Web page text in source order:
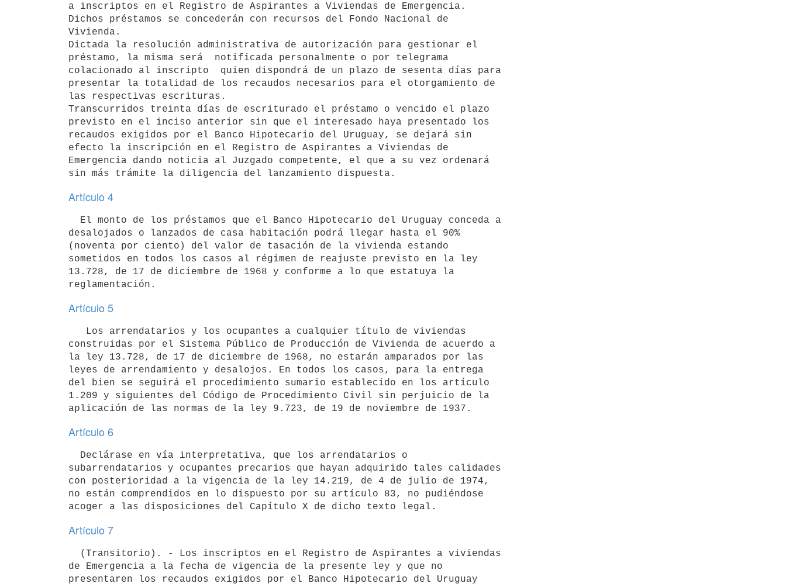
a inscriptos en el Registro de Aspirantes a Viviendas de Emergencia.
Dichos préstamos se concederán con recursos del Fondo Nacional de
Vivienda.
Dictada la resolución administrativa de autorización para gestionar el
préstamo, la misma será  notificada personalmente o por telegrama
colacionado al inscripto  quien dispondrá de un plazo de sesenta días para
presentar la totalidad de los recaudos necesarios para el otorgamiento de
las respectivas escrituras.
Transcurridos treinta días de escriturado el préstamo o vencido el plazo
previsto en el inciso anterior sin que el interesado haya presentado los
recaudos exigidos por el Banco Hipotecario del Uruguay, se dejará sin
efecto la inscripción en el Registro de Aspirantes a Viviendas de
Emergencia dando noticia al Juzgado competente, el que a su vez ordenará
Artículo 4
desalojados o lanzados de casa habitación podrá llegar hasta el 90%
(noventa por ciento) del valor de tasación de la vivienda estando
sometidos en todos los casos al régimen de reajuste previsto en la ley
13.728, de 17 de diciembre de 1968 y conforme a lo que estatuya la
Artículo 5
construidas por el Sistema Público de Producción de Vivienda de acuerdo a
la ley 13.728, de 17 de diciembre de 1968, no estarán amparados por las
leyes de arrendamiento y desalojos. En todos los casos, para la entrega
del bien se seguirá el procedimiento sumario establecido en los artículo
1.209 y siguientes del Código de Procedimiento Civil sin perjuicio de la
Artículo 6
subarrendatarios y ocupantes precarios que hayan adquirido tales calidades
con posterioridad a la vigencia de la ley 14.219, de 4 de julio de 1974,
no están comprendidos en lo dispuesto por su artículo 83, no pudiéndose
Artículo 7
de Emergencia a la fecha de vigencia de la presente ley y que no
presentaren los recaudos exigidos por el Banco Hipotecario del Uruguay